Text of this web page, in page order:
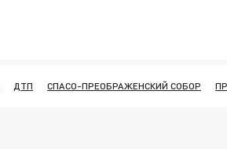
ДТП СПАСО-ПРЕОБРАЖЕНСКИЙ СОБОР